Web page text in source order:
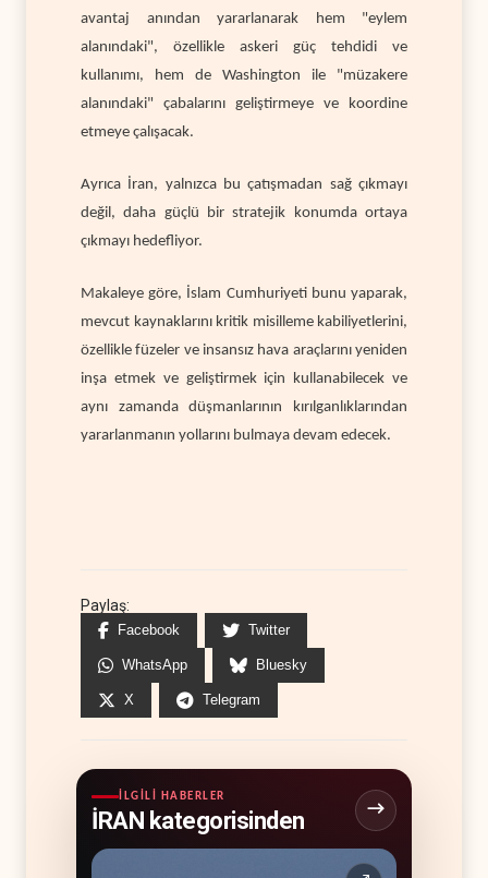
avantaj anından yararlanarak hem "eylem
alanındaki", özellikle askeri güç tehdidi ve
kullanımı, hem de Washington ile "müzakere
alanındaki" çabalarını geliştirmeye ve koordine
etmeye çalışacak.
Ayrıca İran, yalnızca bu çatışmadan sağ çıkmayı
değil, daha güçlü bir stratejik konumda ortaya
çıkmayı hedefliyor.
Makaleye göre, İslam Cumhuriyeti bunu yaparak,
mevcut kaynaklarını kritik misilleme kabiliyetlerini,
özellikle füzeler ve insansız hava araçlarını yeniden
inşa etmek ve geliştirmek için kullanabilecek ve
aynı zamanda düşmanlarının kırılganlıklarından
yararlanmanın yollarını bulmaya devam edecek.
Paylaş:
Facebook Twitter
WhatsApp Bluesky
X Telegram
İLGILI HABERLER
İRAN kategorisinden